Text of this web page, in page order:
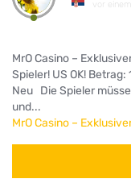
vor
MrO Casino –
Spieler! US OK!
Neu Die Spieler
und...
MrO Casino –